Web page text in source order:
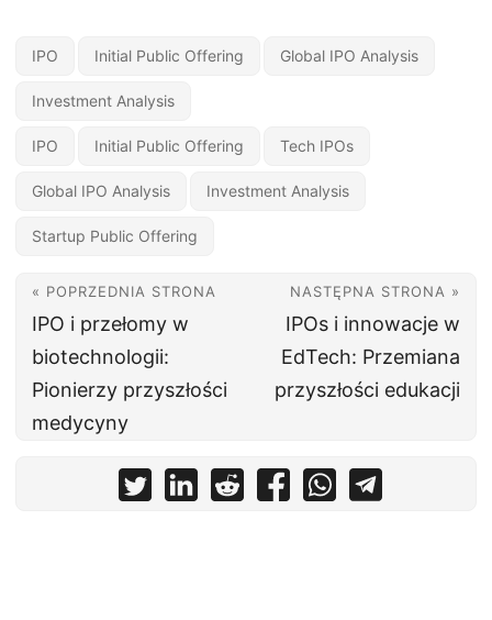
IPO Initial Public Offering Global IPO Analysis
Investment Analysis
IPO Initial Public Offering Tech IPOs
Global IPO Analysis Investment Analysis
Startup Public Offering
« POPRZEDNIA STRONA
IPO i przełomy w
biotechnologii:
Pionierzy przyszłości
medycyny
NASTĘPNA STRONA »
IPOs i innowacje w
EdTech: Przemiana
przyszłości edukacji